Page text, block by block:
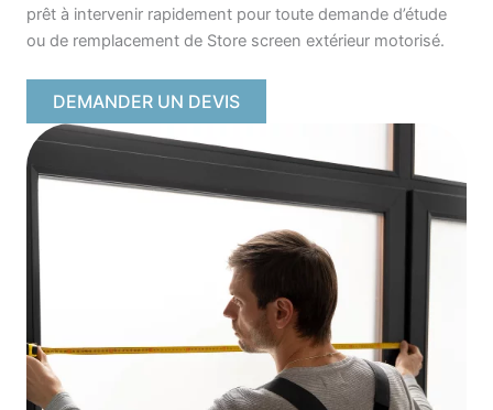
prêt à intervenir rapidement pour toute demande d’étude
ou de remplacement de Store screen extérieur motorisé.
DEMANDER UN DEVIS